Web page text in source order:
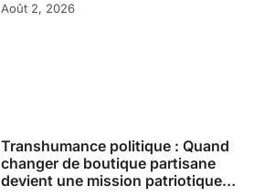
Août 2, 2026
Transhumance politique : Quand
changer de boutique partisane
devient une mission patriotique…